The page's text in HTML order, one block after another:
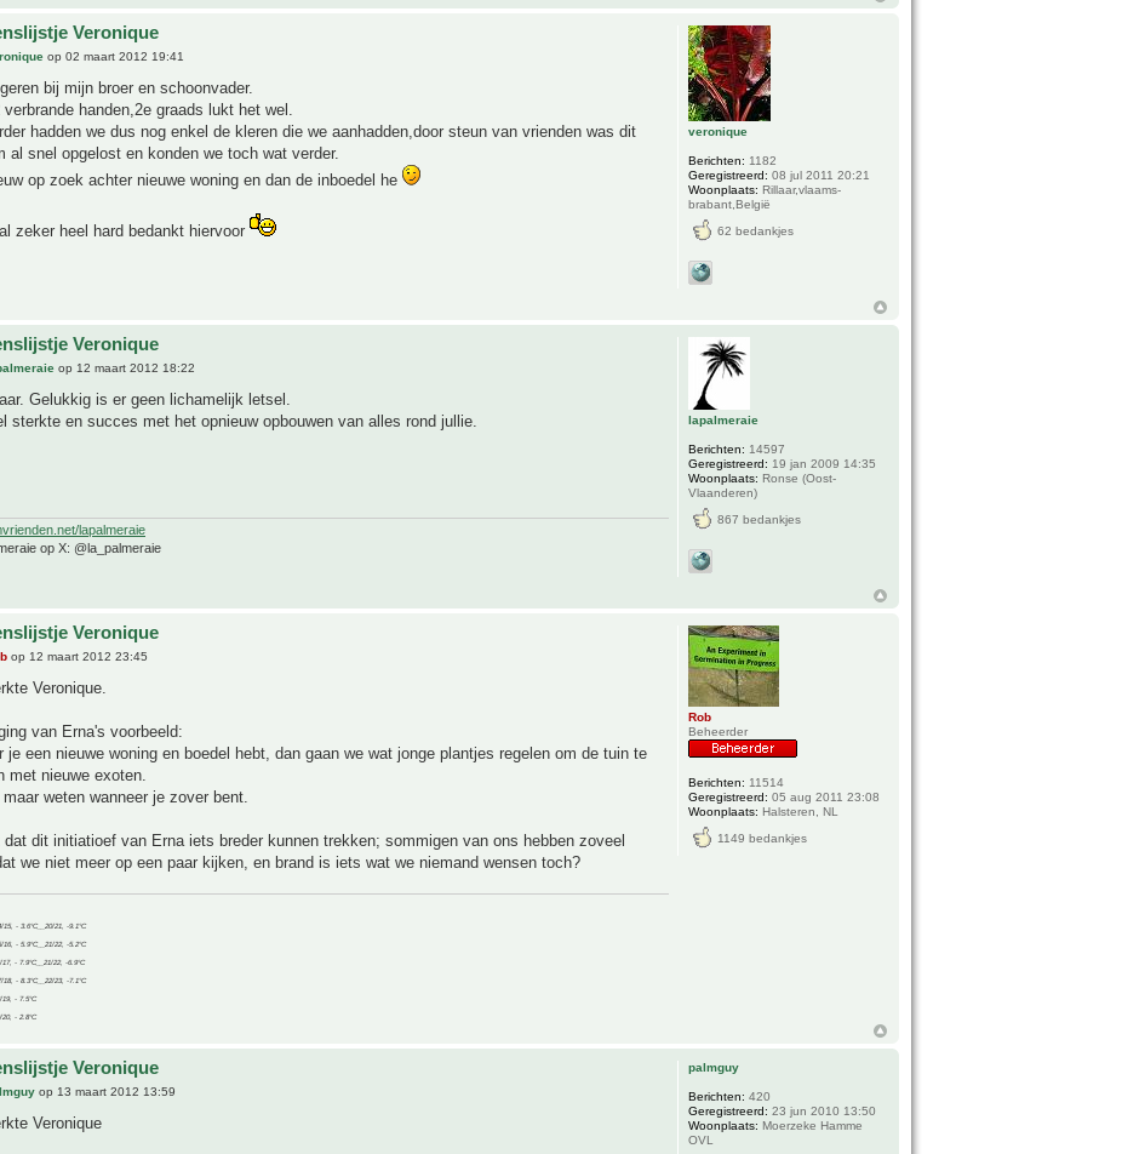
Veronique
op 02 maart 2012 19:41
bij mijn broer en schoonvader.
handen,2e graads lukt het wel.
hadden we dus nog enkel de kleren die we aanhadden,door steun van vrienden was dit
al snel opgelost en konden we toch wat verder.
op zoek achter nieuwe woning en dan de inboedel he
zeker heel hard bedankt hiervoor
veronique
Berichten: 1182
Geregistreerd: 08 jul 2011 20:21
Woonplaats: Rillaar,vlaams-
brabant,België
62 bedankjes
Veronique
op 12 maart 2012 18:22
Gelukkig is er geen lichamelijk letsel.
sterkte en succes met het opnieuw opbouwen van alles rond jullie.
lapalmeraie
op X: @la_palmeraie
lapalmeraie
Berichten: 14597
Geregistreerd: 19 jan 2009 14:35
Woonplaats: Ronse (Oost-
Vlaanderen)
867 bedankjes
Veronique
op 12 maart 2012 23:45
Veronique.
van Erna's voorbeeld:
je een nieuwe woning en boedel hebt, dan gaan we wat jonge plantjes regelen om de tuin te
met nieuwe exoten.
weten wanneer je zover bent.
dat dit initiatioef van Erna iets breder kunnen trekken; sommigen van ons hebben zoveel
we niet meer op een paar kijken, en brand is iets wat we niemand wensen toch?
15, - 3.6°C__20/21, -9.1°C
16, - 5.9°C__21/22, -5.2°C
17, - 7.9°C__21/22, -6.9°C
18, - 8.3°C__22/23, -7.1°C
19, - 7.5°C
20, - 2.8°C
Rob
Beheerder
Berichten: 11514
Geregistreerd: 05 aug 2011 23:08
Woonplaats: Halsteren, NL
1149 bedankjes
Veronique
op 13 maart 2012 13:59
Veronique
palmguy
Berichten: 420
Geregistreerd: 23 jun 2010 13:50
Woonplaats: Moerzeke Hamme
OVL